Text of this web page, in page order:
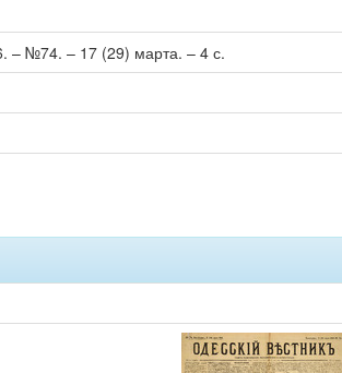
– №74. – 17 (29) марта. – 4 с.